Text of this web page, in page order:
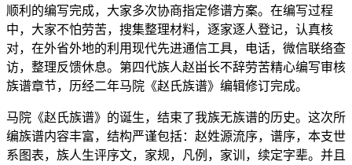
顺利的编写完成，大家多次协商指定修谱方案。在编写过程
中，大家不怕劳苦，搜集整理材料，逐家逐人登记，认真核
对，在外省外地的利用现代先进通信工具，电话，微信联络查
访，整理反馈休息。第四代族人赵畄长不辞劳苦精心编写审核
族谱章节，历经二年马院《赵氏族谱》编辑修订完成。
马院《赵氏族谱》的诞生，结束了我族无族谱的历史。这次所
编族谱内容丰富，结构严谨包括：赵姓源流序，谱序，本支世
系图表，族人生评序文，家规，凡例，家训，续定字辈。并且